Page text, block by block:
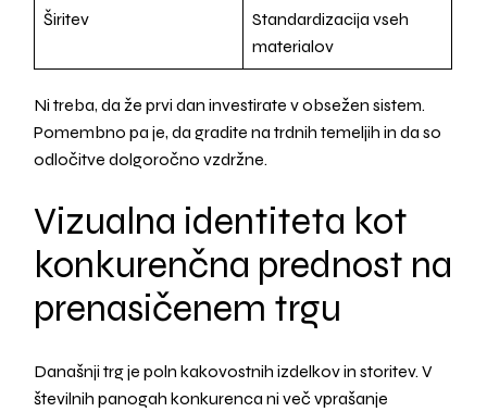
Širitev
Standardizacija vseh
materialov
Ni treba, da že prvi dan investirate v obsežen sistem.
Pomembno pa je, da gradite na trdnih temeljih in da so
odločitve dolgoročno vzdržne.
Vizualna identiteta kot
konkurenčna prednost na
prenasičenem trgu
Današnji trg je poln kakovostnih izdelkov in storitev. V
številnih panogah konkurenca ni več vprašanje